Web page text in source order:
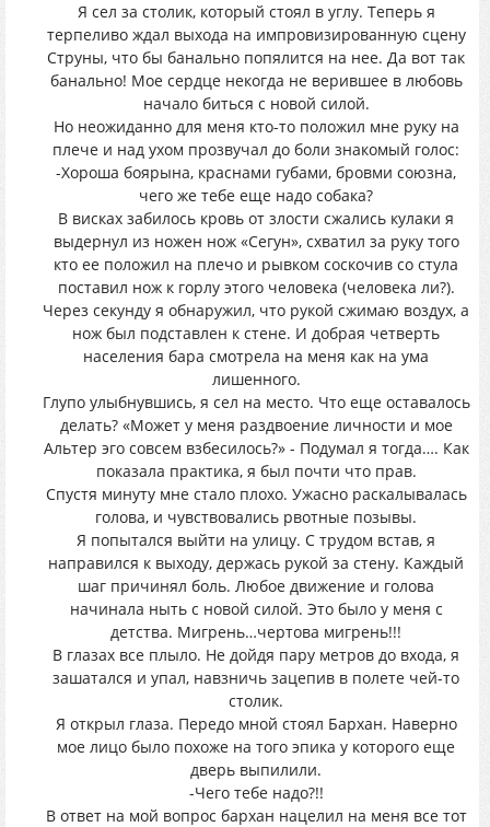
Я сел за столик, который стоял в углу. Теперь я
терпеливо ждал выхода на импровизированную сцену
Струны, что бы банально попялится на нее. Да вот так
банально! Мое сердце некогда не верившее в любовь
начало биться с новой силой.
Но неожиданно для меня кто-то положил мне руку на
плече и над ухом прозвучал до боли знакомый голос:
-Хороша боярына, краснами губами, бровми союзна,
чего же тебе еще надо собака?
В висках забилось кровь от злости сжались кулаки я
выдернул из ножен нож «Сегун», схватил за руку того
кто ее положил на плечо и рывком соскочив со стула
поставил нож к горлу этого человека (человека ли?).
Через секунду я обнаружил, что рукой сжимаю воздух, а
нож был подставлен к стене. И добрая четверть
населения бара смотрела на меня как на ума
лишенного.
Глупо улыбнувшись, я сел на место. Что еще оставалось
делать? «Может у меня раздвоение личности и мое
Альтер эго совсем взбесилось?» - Подумал я тогда…. Как
показала практика, я был почти что прав.
Спустя минуту мне стало плохо. Ужасно раскалывалась
голова, и чувствовались рвотные позывы.
Я попытался выйти на улицу. С трудом встав, я
направился к выходу, держась рукой за стену. Каждый
шаг причинял боль. Любое движение и голова
начинала ныть с новой силой. Это было у меня с
детства. Мигрень…чертова мигрень!!!
В глазах все плыло. Не дойдя пару метров до входа, я
зашатался и упал, навзничь зацепив в полете чей-то
столик.
Я открыл глаза. Передо мной стоял Бархан. Наверно
мое лицо было похоже на того эпика у которого еще
дверь выпилили.
-Чего тебе надо?!!
В ответ на мой вопрос бархан нацелил на меня все тот